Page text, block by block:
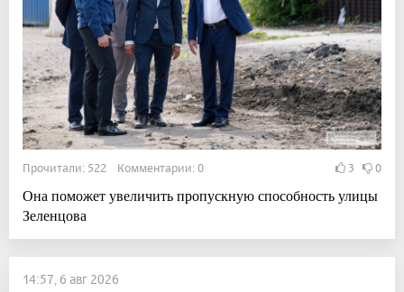
Прочитали: 522 Комментарии: 0 3 0
Она поможет увеличить пропускную способность улицы
Зеленцова
14:57, 6 авг 2026